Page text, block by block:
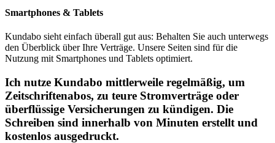
Smartphones & Tablets
Kundabo sieht einfach überall gut aus: Behalten Sie auch unterwegs
den Überblick über Ihre Verträge. Unsere Seiten sind für die
Nutzung mit Smartphones und Tablets optimiert.
Ich nutze Kundabo mittlerweile regelmäßig, um
Zeitschriftenabos, zu teure Stromverträge oder
überflüssige Versicherungen zu kündigen. Die
Schreiben sind innerhalb von Minuten erstellt und
kostenlos ausgedruckt.